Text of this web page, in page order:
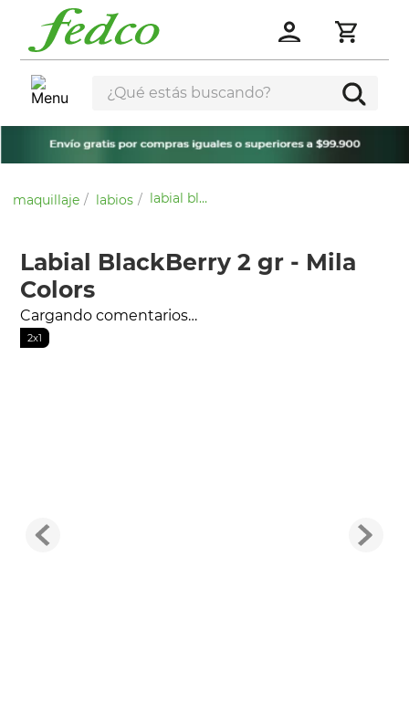
¿Qué estás buscando?
maquillaje labios labial blackberry 2 gr - mila colors
Labial BlackBerry 2 gr - Mila
Colors
Cargando comentarios…
2x1